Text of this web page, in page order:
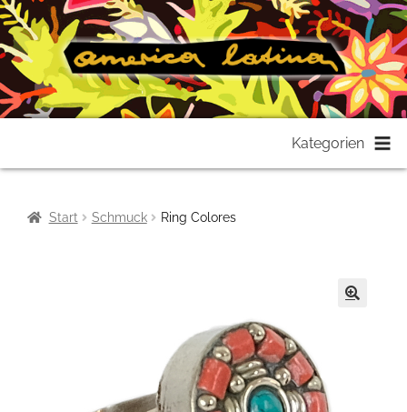
springen
springen
Kategorien
Start Schmuck Ring Colores